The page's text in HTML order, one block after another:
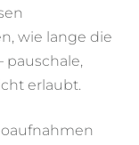
wie lange die
pauschale,
erlaubt.